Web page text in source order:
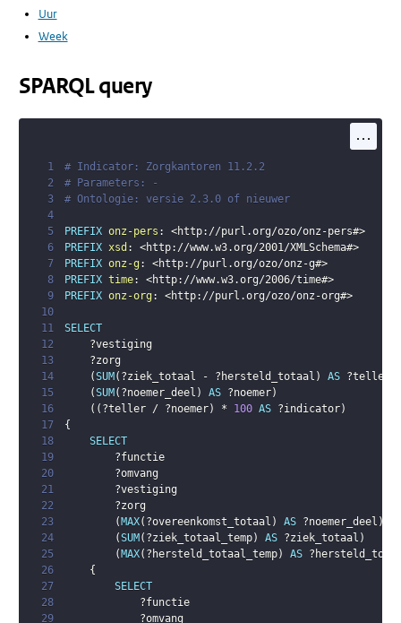
Uur
Week
SPARQL query
...
1
# Indicator: Zorgkantoren 11.2.2
2
# Parameters: -
3
# Ontologie: versie 2.3.0 of nieuwer
4
5
PREFIX onz-pers : <http://purl.org/ozo/onz-pers#>
6
PREFIX xsd : <http://www.w3.org/2001/XMLSchema#>
7
PREFIX onz-g : <http://purl.org/ozo/onz-g#>
8
PREFIX time: <http://www.w3.org/2006/time#>
9
PREFIX onz-org : <http://purl.org/ozo/onz-org#>
10
11
SELECT
12
?vestiging
13
?zorg
14
(SUM ( ?ziek_totaal - ?hersteld_totaal ) AS ?teller
15
(SUM ( ?noemer_deel ) AS ?noemer)
16
( ( ?teller / ?noemer) * 100 AS ?indicator)
17
{
18
SELECT
19
?functie
20
?omvang
21
?vestiging
22
?zorg
23
( MAX( ?overeenkomst_totaal ) AS ?noemer_deel )
24
(SUM ( ?ziek_totaal_temp) AS ?ziek_totaal )
25
( MAX( ?hersteld_totaal_temp) AS
26
{
27
SELECT
28
?functie
29
?omvang